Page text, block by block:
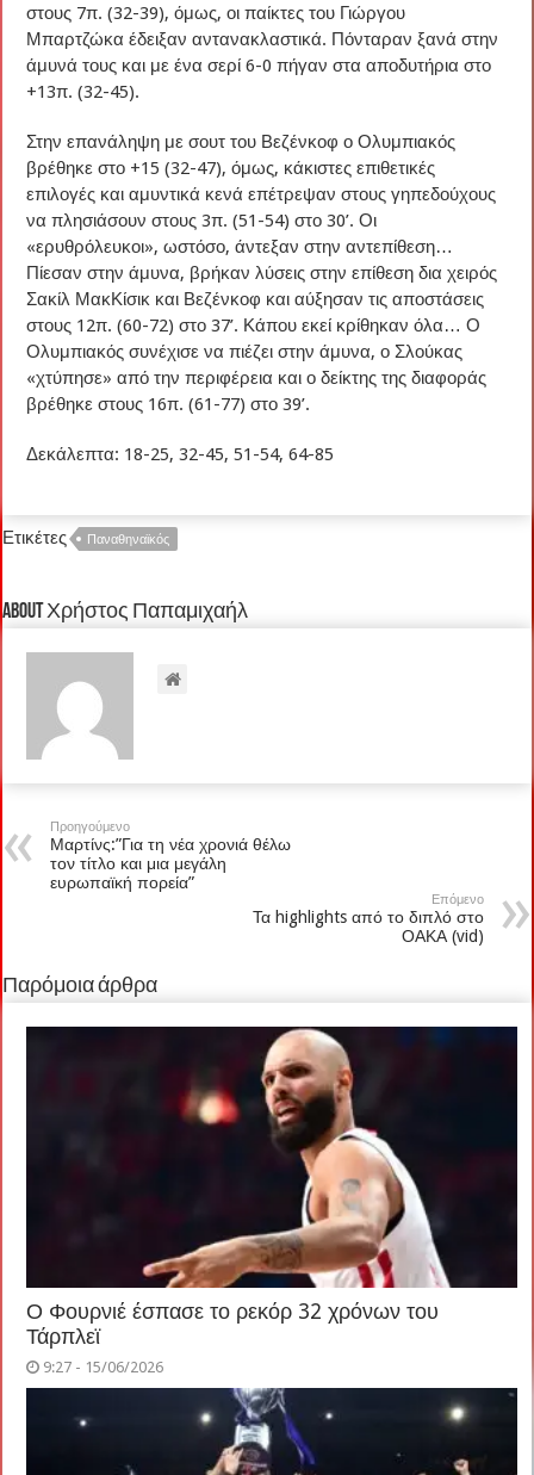
στους 7π. (32-39), όμως, οι παίκτες του Γιώργου
Μπαρτζώκα έδειξαν αντανακλαστικά. Πόνταραν ξανά στην
άμυνά τους και με ένα σερί 6-0 πήγαν στα αποδυτήρια στο
+13π. (32-45).
Στην επανάληψη με σουτ του Βεζένκοφ ο Ολυμπιακός
βρέθηκε στο +15 (32-47), όμως, κάκιστες επιθετικές
επιλογές και αμυντικά κενά επέτρεψαν στους γηπεδούχους
να πλησιάσουν στους 3π. (51-54) στο 30’. Οι
«ερυθρόλευκοι», ωστόσο, άντεξαν στην αντεπίθεση…
Πίεσαν στην άμυνα, βρήκαν λύσεις στην επίθεση δια χειρός
Σακίλ ΜακΚίσικ και Βεζένκοφ και αύξησαν τις αποστάσεις
στους 12π. (60-72) στο 37’. Κάπου εκεί κρίθηκαν όλα… Ο
Ολυμπιακός συνέχισε να πιέζει στην άμυνα, ο Σλούκας
«χτύπησε» από την περιφέρεια και ο δείκτης της διαφοράς
βρέθηκε στους 16π. (61-77) στο 39’.
Δεκάλεπτα: 18-25, 32-45, 51-54, 64-85
Ετικέτες Παναθηναϊκός
About Χρήστος Παπαμιχαήλ
Προηγούμενο
Μαρτίνς:”Για τη νέα χρονιά θέλω
τον τίτλο και μια μεγάλη
ευρωπαϊκή πορεία”
Επόμενο
Τα highlights από το διπλό στο
ΟΑΚΑ (vid)
Παρόμοια άρθρα
Ο Φουρνιέ έσπασε το ρεκόρ 32 χρόνων του
Τάρπλεϊ
9:27 - 15/06/2026